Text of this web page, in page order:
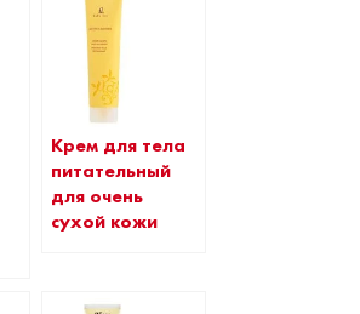
Крем для тела
питательный
для очень
сухой кожи